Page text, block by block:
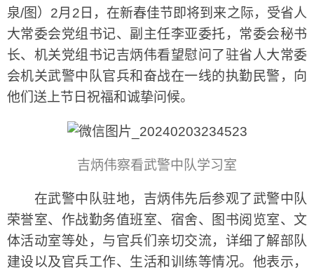
泉/图）2月2日，在新春佳节即将到来之际，受省人
大常委会党组书记、副主任李亚委托，常委会秘书
长、机关党组书记吉炳伟看望慰问了驻省人大常委
会机关武警中队官兵和奋战在一线的执勤民警，向
他们送上节日祝福和诚挚问候。
吉炳伟察看武警中队学习室
在武警中队驻地，吉炳伟先后参观了武警中队
荣誉室、作战勤务值班室、宿舍、图书阅览室、文
体活动室等处，与官兵们亲切交流，详细了解部队
建设以及官兵工作、生活和训练等情况。他表示，